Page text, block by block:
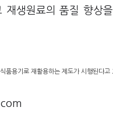
생원료의 품질 향상
용기로 재활용하는 제도가 시행된다